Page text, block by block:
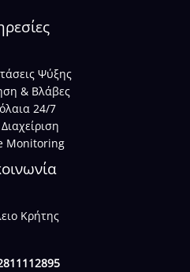
Ψύξης
& Βλάβες
24/7
Monitoring
Κρήτης